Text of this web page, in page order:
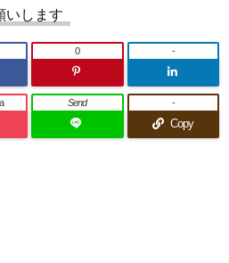
いします
0 -
Send
Copy
-